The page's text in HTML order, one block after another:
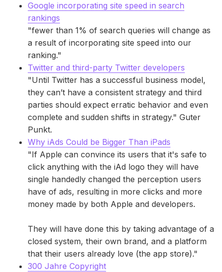
Google incorporating site speed in search
rankings
"fewer than 1% of search queries will change as
a result of incorporating site speed into our
ranking."
Twitter and third-party Twitter developers
"Until Twitter has a successful business model,
they can’t have a consistent strategy and third
parties should expect erratic behavior and even
complete and sudden shifts in strategy." Guter
Punkt.
Why iAds Could be Bigger Than iPads
"If Apple can convince its users that it's safe to
click anything with the iAd logo they will have
single handedly changed the perception users
have of ads, resulting in more clicks and more
money made by both Apple and developers.
They will have done this by taking advantage of a
closed system, their own brand, and a platform
that their users already love (the app store)."
300 Jahre Copyright